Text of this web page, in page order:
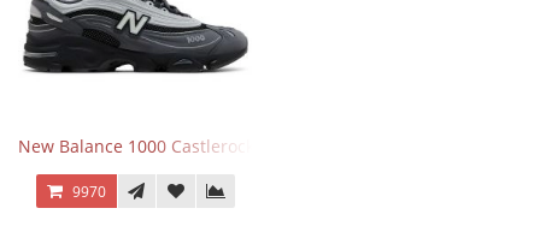
New Balance 1000 Castlerock JD Exclusive
9970